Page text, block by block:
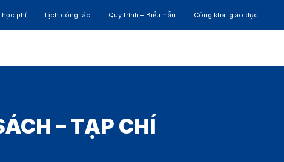
học phí Lịch công tác Quy trình – Biểu mẫu Công khai giáo dục
– TẠP CHÍ